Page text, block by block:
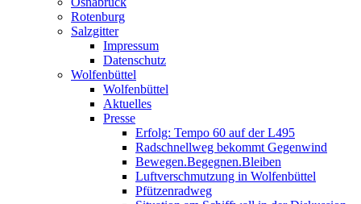
Rotenburg
Salzgitter
Impressum
Datenschutz
Wolfenbüttel
Wolfenbüttel
Aktuelles
Presse
Erfolg: Tempo 60 auf der L495
Radschnellweg bekommt Gegenwind
Bewegen.Begegnen.Bleiben
Luftverschmutzung in Wolfenbüttel
Pfützenradweg